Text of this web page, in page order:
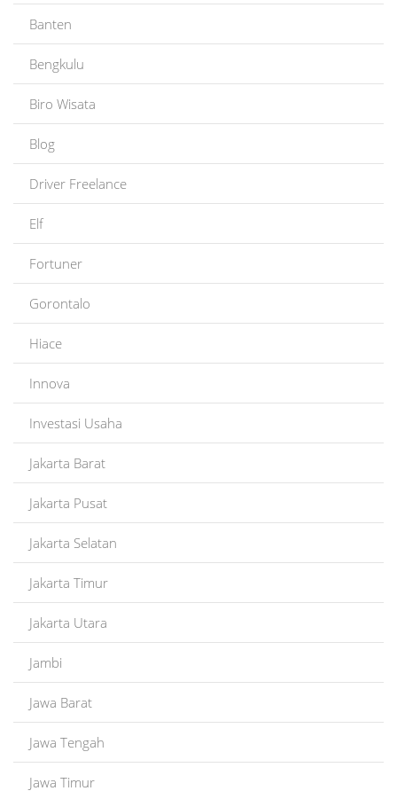
Banten
Bengkulu
Biro Wisata
Blog
Driver Freelance
Elf
Fortuner
Gorontalo
Hiace
Innova
Investasi Usaha
Jakarta Barat
Jakarta Pusat
Jakarta Selatan
Jakarta Timur
Jakarta Utara
Jambi
Jawa Barat
Jawa Tengah
Jawa Timur